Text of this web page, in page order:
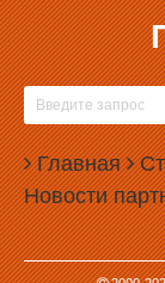
Главная
Новости
19.01.2009, 09:16
НИКОЛАЯ
Руководство
подвести итоги
Для участия в
прессы,
полномочного
Винниченко,